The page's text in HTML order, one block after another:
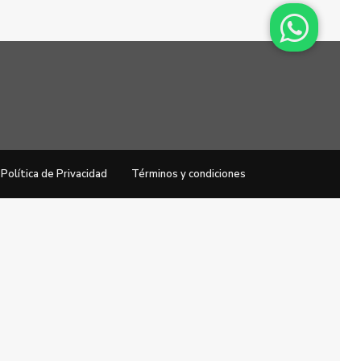
Política de Privacidad Términos y condiciones